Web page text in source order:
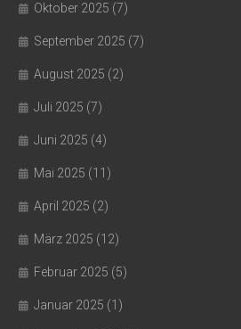
Oktober 2025 (7)
September 2025 (7)
August 2025 (2)
Juli 2025 (7)
Juni 2025 (4)
Mai 2025 (11)
April 2025 (2)
März 2025 (12)
Februar 2025 (5)
Januar 2025 (1)